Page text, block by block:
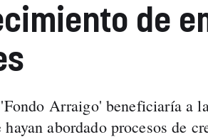
de
Arraigo' beneficiaría a
hayan abordado procesos de